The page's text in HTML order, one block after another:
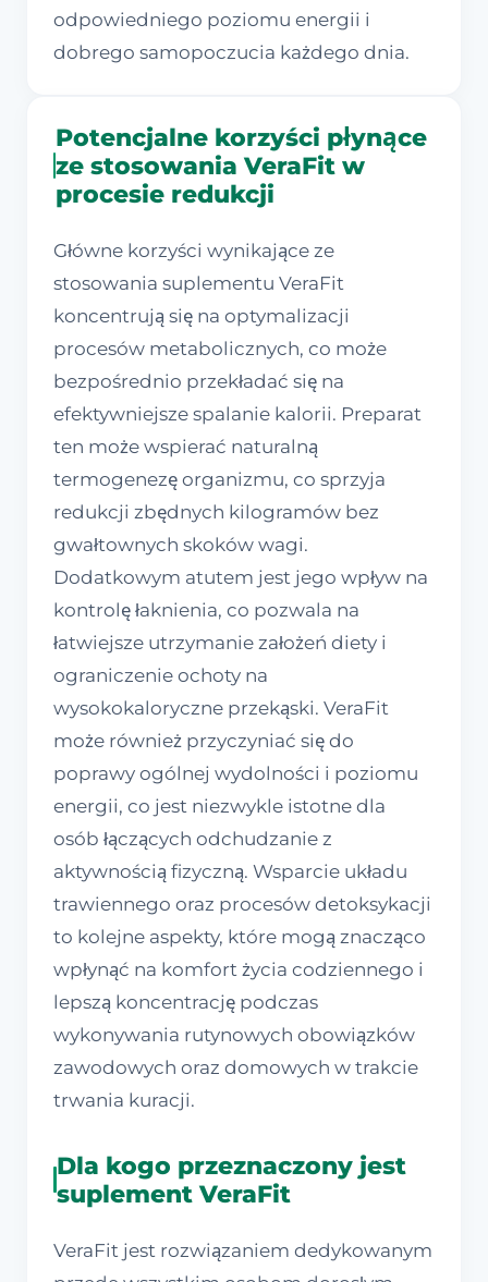
odpowiedniego poziomu energii i
dobrego samopoczucia każdego dnia.
Potencjalne korzyści płynące
ze stosowania VeraFit w
procesie redukcji
Główne korzyści wynikające ze
stosowania suplementu VeraFit
koncentrują się na optymalizacji
procesów metabolicznych, co może
bezpośrednio przekładać się na
efektywniejsze spalanie kalorii. Preparat
ten może wspierać naturalną
termogenezę organizmu, co sprzyja
redukcji zbędnych kilogramów bez
gwałtownych skoków wagi.
Dodatkowym atutem jest jego wpływ na
kontrolę łaknienia, co pozwala na
łatwiejsze utrzymanie założeń diety i
ograniczenie ochoty na
wysokokaloryczne przekąski. VeraFit
może również przyczyniać się do
poprawy ogólnej wydolności i poziomu
energii, co jest niezwykle istotne dla
osób łączących odchudzanie z
aktywnością fizyczną. Wsparcie układu
trawiennego oraz procesów detoksykacji
to kolejne aspekty, które mogą znacząco
wpłynąć na komfort życia codziennego i
lepszą koncentrację podczas
wykonywania rutynowych obowiązków
zawodowych oraz domowych w trakcie
trwania kuracji.
Dla kogo przeznaczony jest
suplement VeraFit
VeraFit jest rozwiązaniem dedykowanym